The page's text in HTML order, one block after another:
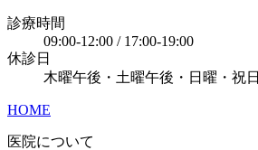
診療時間
09:00-12:00 / 17:00-19:00
休診日
木曜午後・土曜午後・日曜・祝日
HOME
医院について